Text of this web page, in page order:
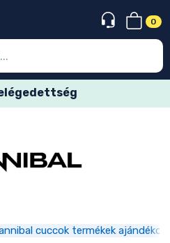
0
cuccok termékek ajándékok